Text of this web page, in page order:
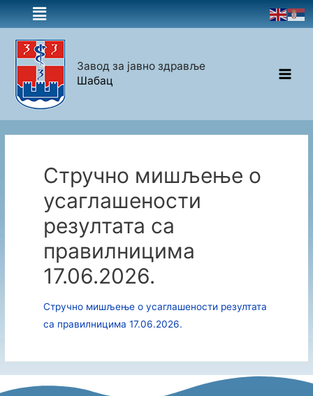
Завод за јавно здравље
Шабац
Стручно мишљење о
усаглашености
резултата са
правилницима
17.06.2026.
Стручно мишљење о усаглашености резултата
са правилницима 17.06.2026.